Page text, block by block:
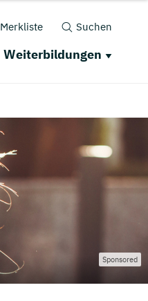
Merkliste Suchen
Weiterbildungen
Sponsored